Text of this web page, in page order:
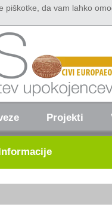
Projekti
piškotke, da vam lahko